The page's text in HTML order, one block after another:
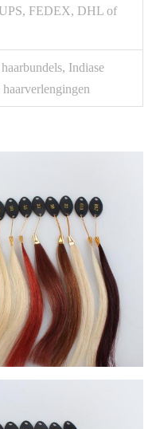
FEDEX, DHL of
Indiase